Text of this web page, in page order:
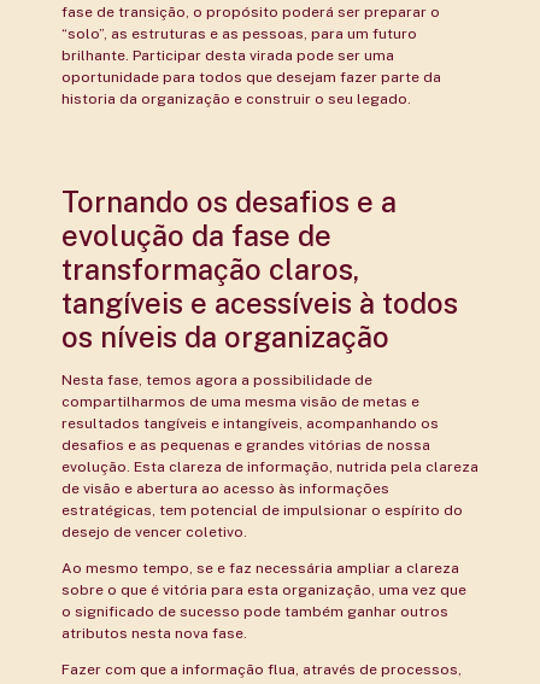
fase de transição, o propósito poderá ser preparar o
“solo”, as estruturas e as pessoas, para um futuro
brilhante. Participar desta virada pode ser uma
oportunidade para todos que desejam fazer parte da
historia da organização e construir o seu legado.
Tornando os desafios e a
evolução da fase de
transformação claros,
tangíveis e acessíveis à todos
os níveis da organização
Nesta fase, temos agora a possibilidade de
compartilharmos de uma mesma visão de metas e
resultados tangíveis e intangíveis, acompanhando os
desafios e as pequenas e grandes vitórias de nossa
evolução. Esta clareza de informação, nutrida pela clareza
de visão e abertura ao acesso às informações
estratégicas, tem potencial de impulsionar o espírito do
desejo de vencer coletivo.
Ao mesmo tempo, se e faz necessária ampliar a clareza
sobre o que é vitória para esta organização, uma vez que
o significado de sucesso pode também ganhar outros
atributos nesta nova fase.
Fazer com que a informação flua, através de processos,